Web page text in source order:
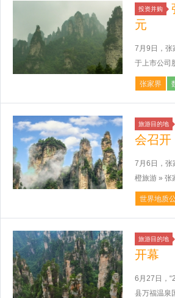
投资并购
元
7月9日，张
于上市公司
张家界
旅游目的地
会召开
7月6日，张
橙旅游 » 张
世界地质
旅游目的地
开幕
6月27日，
县万福温泉